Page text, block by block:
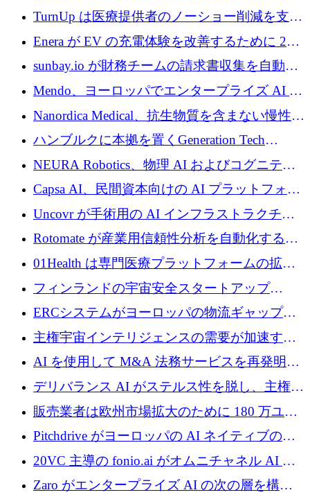
ロを寄付
TurnUp は医療提供者のノーショー削減を支援
するために 200 万ユーロを調達
Enera が EV の充電体験を改善するために 200
万ドルを調達
sunbay.io が財務チームの請求書収集を自動化
するために 55 万ユーロを調達
Mendo、ヨーロッパでエンタープライズ AI 導
入を拡大するために 1,200 万ユーロを確保
Nanordica Medical、抗生物質を含まない慢性創
傷治療薬を市場に投入するために 160 万ユー
ロを調達
ハンブルクに本拠を置くGeneration Tech
Partnersが5,000万ユーロのAIロールアップファ
NEURA Robotics、物理 AI およびコグニティ
ブ ロボティクス プラットフォームを拡張する
ためにシリーズ C で最大 14 億ドルを確保
Capsa AI、民間資本向けの AI プラットフォー
ムを拡大するために 1,800 万ドルを調達
Uncovr が手術用の AI インフラストラクチャ
を構築するために 700 万ドルを調達
Rotomate が産業用信頼性分析を自動化するた
めに 210 万ユーロを調達
01Health は専門医療プラットフォームの拡大
に 1,500 万ドルを確保
フィンランドの宇宙安全スタートアップ
Aavuus が、スペースデブリ追跡に取り組むプ
レシード資金を獲得
ERCシステムがヨーロッパの物流ギャップを
埋めるために設計された重量物運搬用eVTOL
であるVictorを発表
主権宇宙インテリジェンスの需要が加速する
中、ICEYEは評価額100億ユーロ以上で4億
AI を使用して M&A 法務サービスを再発明す
るために 110 万ユーロを適切に確保
デリバランス AI がステルス性を脱し、主権の
あるエンタープライズ AI を強化
販売業者は欧州市場拡大のために 180 万ユー
ロを確保
Pitchdrive がヨーロッパの AI ネイティブの創
業者を支援するために 6,000 万ユーロを調達
20VC 主導の fonio.ai がオムニチャネル AI プ
ラットフォームのために 1,700 万ドルを調達
Zaro がエンタープライズ AI の次の層を構築